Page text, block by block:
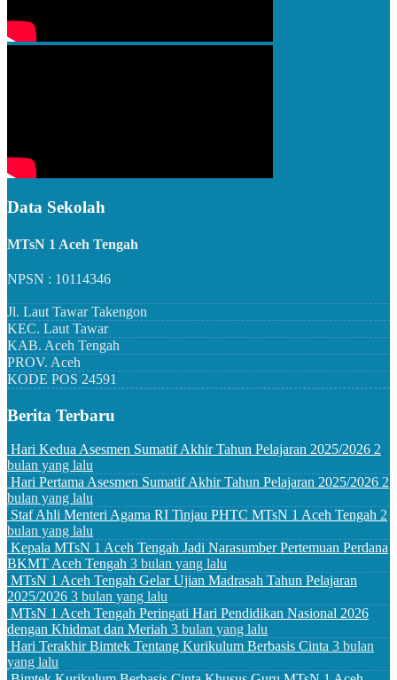
Data Sekolah
MTsN 1 Aceh Tengah
NPSN : 10114346
Jl. Laut Tawar Takengon
KEC. Laut Tawar
KAB. Aceh Tengah
PROV. Aceh
KODE POS 24591
Berita Terbaru
Hari Kedua Asesmen Sumatif Akhir Tahun Pelajaran 2025/2026 2
bulan yang lalu
Hari Pertama Asesmen Sumatif Akhir Tahun Pelajaran 2025/2026 2
bulan yang lalu
Staf Ahli Menteri Agama RI Tinjau PHTC MTsN 1 Aceh Tengah 2
bulan yang lalu
Kepala MTsN 1 Aceh Tengah Jadi Narasumber Pertemuan Perdana
BKMT Aceh Tengah 3 bulan yang lalu
MTsN 1 Aceh Tengah Gelar Ujian Madrasah Tahun Pelajaran
2025/2026 3 bulan yang lalu
MTsN 1 Aceh Tengah Peringati Hari Pendidikan Nasional 2026
dengan Khidmat dan Meriah 3 bulan yang lalu
Hari Terakhir Bimtek Tentang Kurikulum Berbasis Cinta 3 bulan
yang lalu